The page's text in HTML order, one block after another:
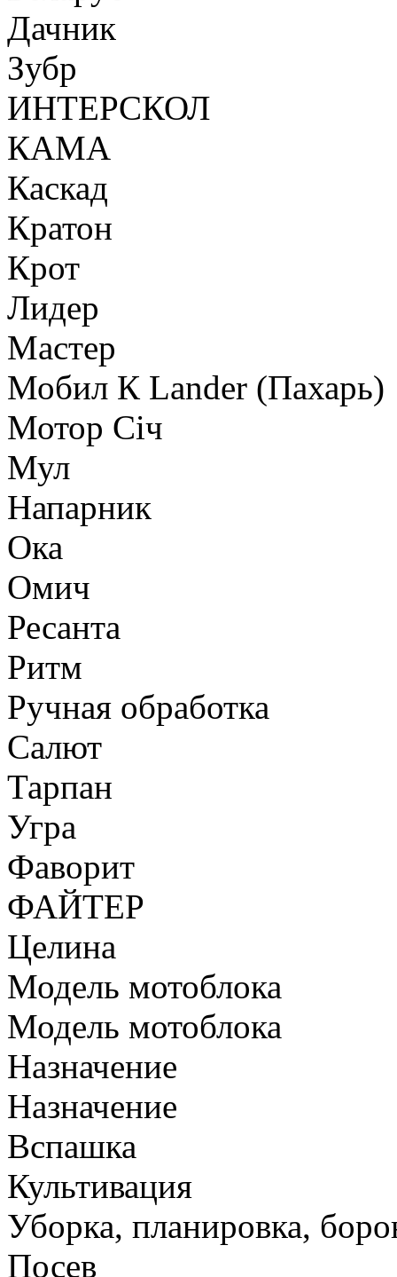
Дачник
Зубр
ИНТЕРСКОЛ
КАМА
Каскад
Кратон
Крот
Лидер
Мастер
Мобил К Lander (Пахарь)
Мотор Сiч
Мул
Напарник
Ока
Омич
Ресанта
Ритм
Ручная обработка
Салют
Тарпан
Угра
Фаворит
ФАЙТЕР
Целина
Модель мотоблока
Модель мотоблока
Назначение
Назначение
Вспашка
Культивация
Уборка, планировка,
Посев